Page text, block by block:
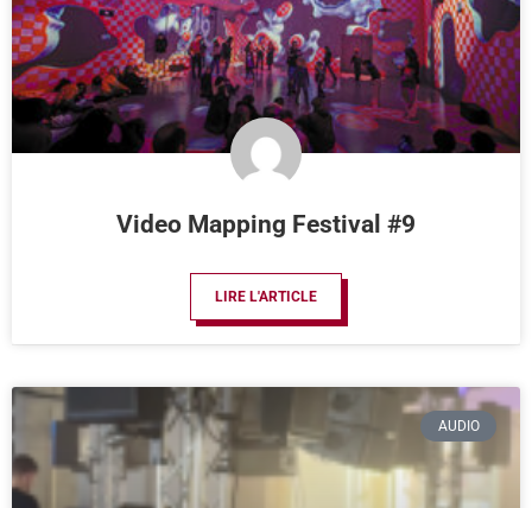
Video Mapping Festival #9
LIRE L'ARTICLE
AUDIO